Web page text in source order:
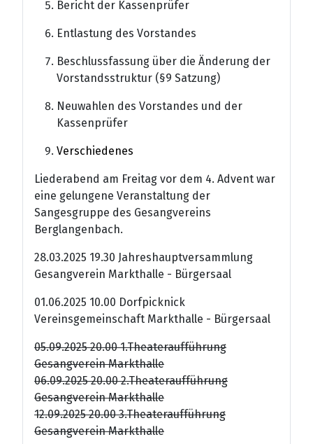
Bericht der Kassenprüfer
Entlastung des Vorstandes
Beschlussfassung über die Änderung der
Vorstandsstruktur (§9 Satzung)
Neuwahlen des Vorstandes und der
Kassenprüfer
Verschiedenes
Liederabend am Freitag vor dem 4. Advent war
eine gelungene Veranstaltung der
Sangesgruppe des Gesangvereins
Berglangenbach.
28.03.2025 19.30 Jahreshauptversammlung
Gesangverein Markthalle - Bürgersaal
01.06.2025 10.00 Dorfpicknick
Vereinsgemeinschaft Markthalle - Bürgersaal
05.09.2025 20.00 1.Theateraufführung
Gesangverein Markthalle
06.09.2025 20.00 2.Theateraufführung
Gesangverein Markthalle
12.09.2025 20.00 3.Theateraufführung
Gesangverein Markthalle